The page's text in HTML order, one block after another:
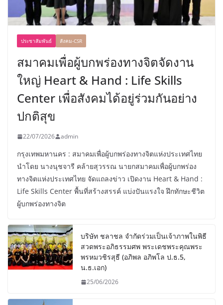
ประชาสัมพันธ์ สังคม-CSR
สมาคมเพื่อผู้บกพร่องทางจิตจัดงาน
ใหญ่ Heart & Hand : Life Skills
Center เพื่อสังคมได้อยู่ร่วมกันอย่าง
ปกติสุข
22/07/2026 admin
กรุงเทพมหานคร : สมาคมเพื่อผู้บกพร่องทางจิตแห่งประเทศไทย
นำโดย นางนุชจารี คล้ายสุวรรณ นายกสมาคมเพื่อผู้บกพร่อง
ทางจิตแห่งประเทศไทย จัดแถลงข่าว เปิดงาน Heart & Hand :
Life Skills Center พื้นที่สร้างสรรค์ แบ่งปันแรงใจ ฝึกทักษะชีวิต
ผู้บกพร่องทางจิต
บริษัท ชลาชล จำกัดร่วมเป็นเจ้าภาพในพิธี
สวดพระอภิธรรมศพ พระเดชพระคุณพระ
พรหมวชิรสุธี (อภิพล อภิพโล ป.ธ.5,
น.ธ.เอก)
25/06/2026